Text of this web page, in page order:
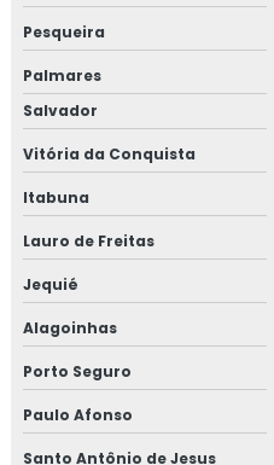
Pesqueira
Palmares
Salvador
Vitória da Conquista
Itabuna
Lauro de Freitas
Jequié
Alagoinhas
Porto Seguro
Paulo Afonso
Santo Antônio de Jesus